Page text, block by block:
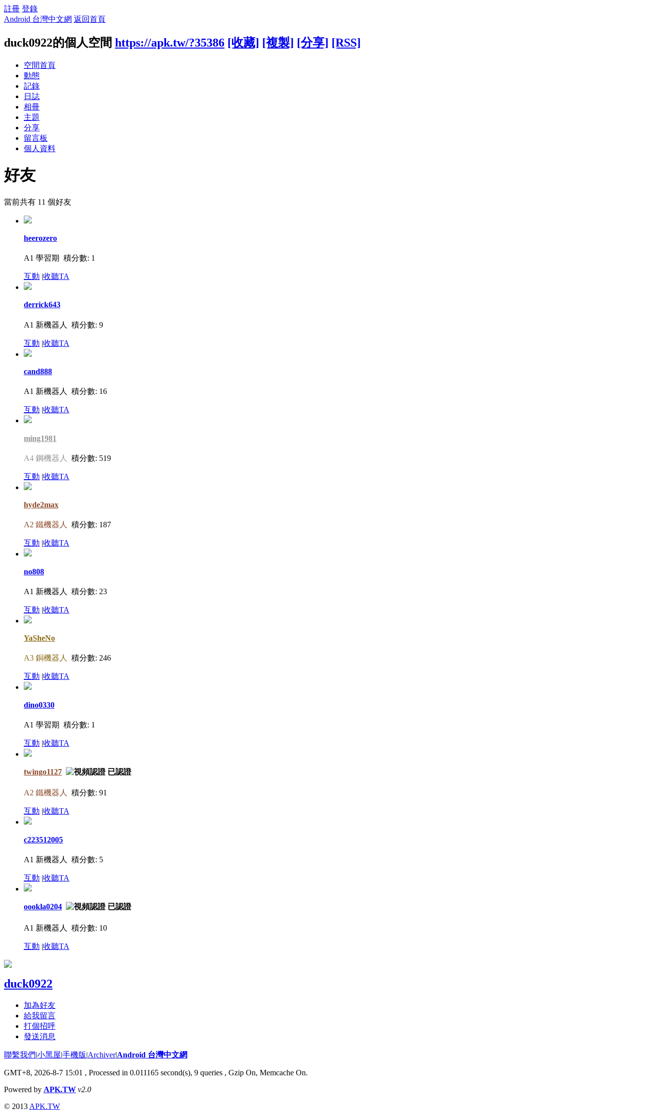
註冊 登錄
Android 台灣中文網 返回首頁
duck0922的個人空間 https://apk.tw/?35386 [收藏] [複製] [分享] [RSS]
空間首頁
動態
記錄
日誌
相冊
主題
分享
留言板
個人資料
好友
當前共有 11 個好友
heerozero
A1 學習期 積分數: 1
互動 |收聽TA
derrick643
A1 新機器人 積分數: 9
互動 |收聽TA
cand888
A1 新機器人 積分數: 16
互動 |收聽TA
ming1981
A4 鋼機器人 積分數: 519
互動 |收聽TA
hyde2max
A2 鐵機器人 積分數: 187
互動 |收聽TA
no808
A1 新機器人 積分數: 23
互動 |收聽TA
YaSheNo
A3 銅機器人 積分數: 246
互動 |收聽TA
dino0330
A1 學習期 積分數: 1
互動 |收聽TA
twingo1127
A2 鐵機器人 積分數: 91
互動 收聽TA
c223512005
A1 新機器人 積分數: 5
互動 |收聽TA
oookla0204
A1 新機器人 積分數: 10
互動 |收聽TA
duck0922
加為好友
給我留言
打個招呼
發送消息
聯繫我們|小黑屋|手機版|Archiver|Android 台灣中文網
GMT+8, 2026-8-7 15:01 , Processed in 0.011165 second(s), 9 queries , Gzip On, Memcache On.
Powered by APK.TW v2.0
© 2013 APK.TW